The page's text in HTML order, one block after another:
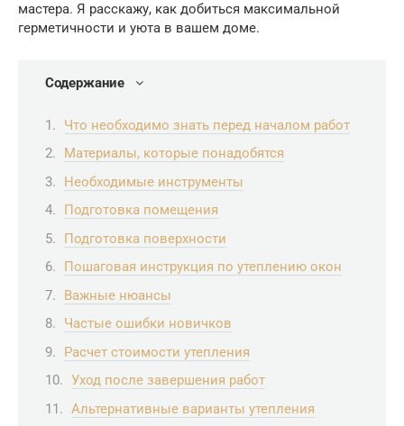
мастера. Я расскажу, как добиться максимальной
герметичности и уюта в вашем доме.
Содержание
Что необходимо знать перед началом работ
Материалы, которые понадобятся
Необходимые инструменты
Подготовка помещения
Подготовка поверхности
Пошаговая инструкция по утеплению окон
Важные нюансы
Частые ошибки новичков
Расчет стоимости утепления
Уход после завершения работ
Альтернативные варианты утепления